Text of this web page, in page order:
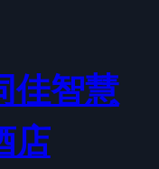
佳智慧
店